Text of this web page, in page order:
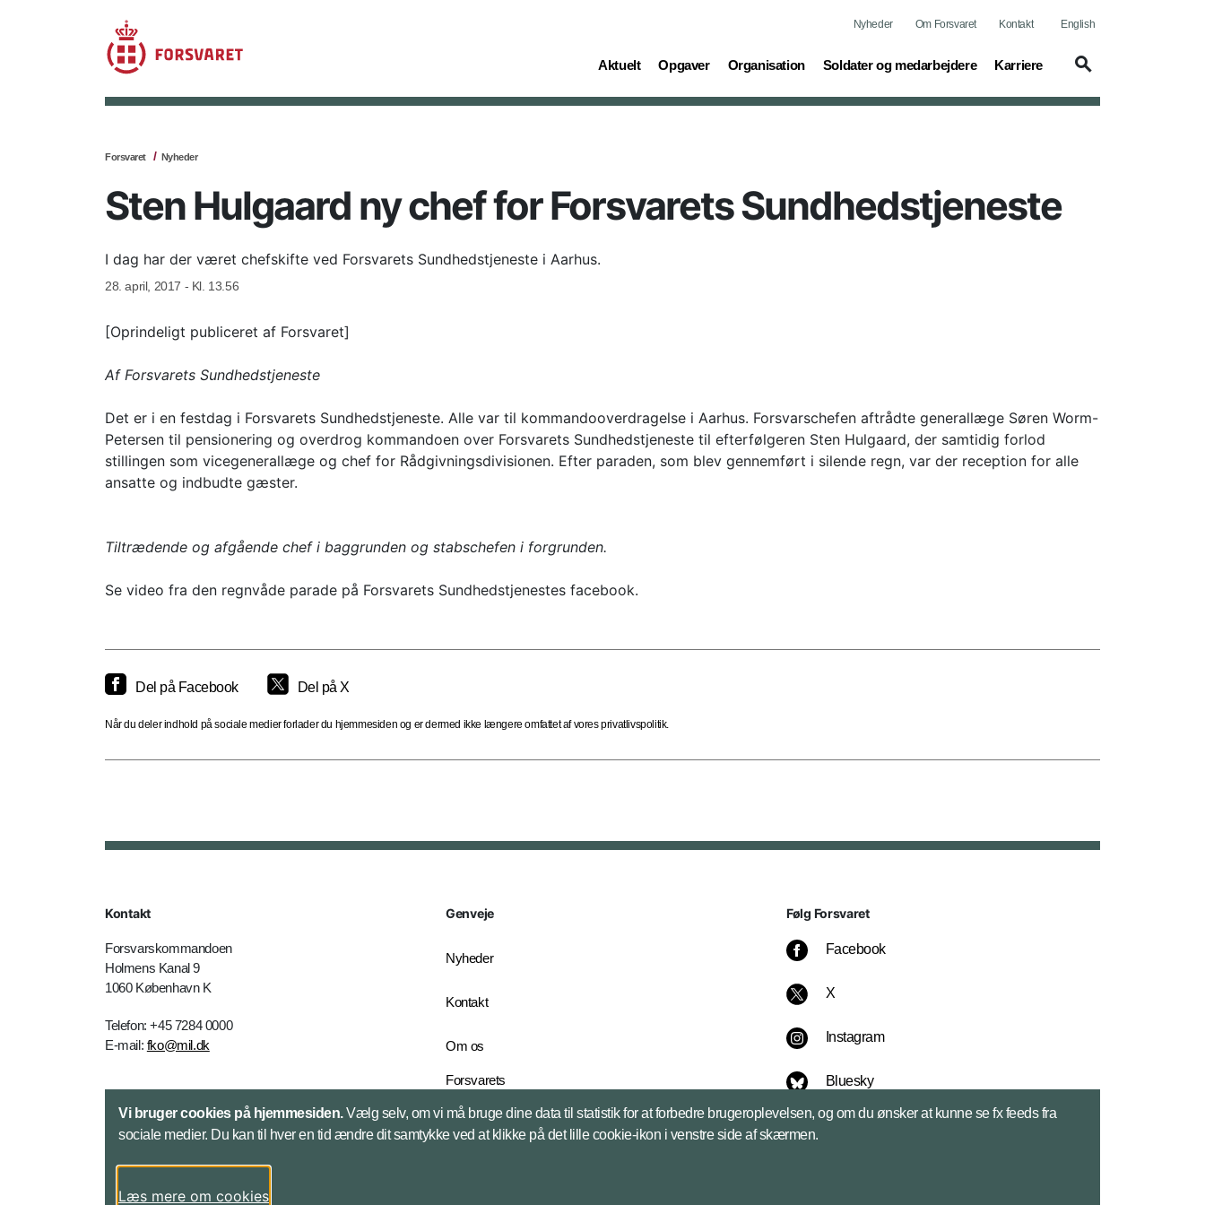
Nyheder Om Forsvaret Kontakt English
Aktuelt
(current) Opgaver
(current) Organisation
(current) Soldater og medarbejdere
(current) Karriere
(current)
Forsvaret Nyheder
Sten Hulgaard ny chef for Forsvarets Sundhedstjeneste
I dag har der været chefskifte ved Forsvarets Sundhedstjeneste i Aarhus.
28. april, 2017 - Kl. 13.56
[Oprindeligt publiceret af Forsvaret]
Af Forsvarets Sundhedstjeneste
Det er i en festdag i Forsvarets Sundhedstjeneste. Alle var til kommandooverdragelse i Aarhus. Forsvarschefen aftrådte generallæge Søren Worm-
Petersen til pensionering og overdrog kommandoen over Forsvarets Sundhedstjeneste til efterfølgeren Sten Hulgaard, der samtidig forlod
stillingen som vicegenerallæge og chef for Rådgivningsdivisionen. Efter paraden, som blev gennemført i silende regn, var der reception for alle
ansatte og indbudte gæster.
Tiltrædende og afgående chef i baggrunden og stabschefen i forgrunden.
Se video fra den regnvåde parade på Forsvarets Sundhedstjenestes facebook.
Del på Facebook Del på X
Når du deler indhold på sociale medier forlader du hjemmesiden og er dermed ikke længere omfattet af vores privatlivspolitik.
Kontakt
Forsvarskommandoen
Holmens Kanal 9
1060 København K
Telefon: +45 7284 0000
E-mail: fko@mil.dk
Kontakt
Genveje
Nyheder
Kontakt
Om os
Forsvarets
English Edition
Følg Forsvaret
Facebook
X
Instagram
Bluesky
LinkedIn
Vi bruger cookies på hjemmesiden.Vælg selv, om vi må bruge dine data til statistik for at forbedre brugeroplevelsen, og om du ønsker at kunne se fx feeds fra
sociale medier. Du kan til hver en tid ændre dit samtykke ved at klikke på det lille cookie-ikon i venstre side af skærmen.
Læs mere om cookies